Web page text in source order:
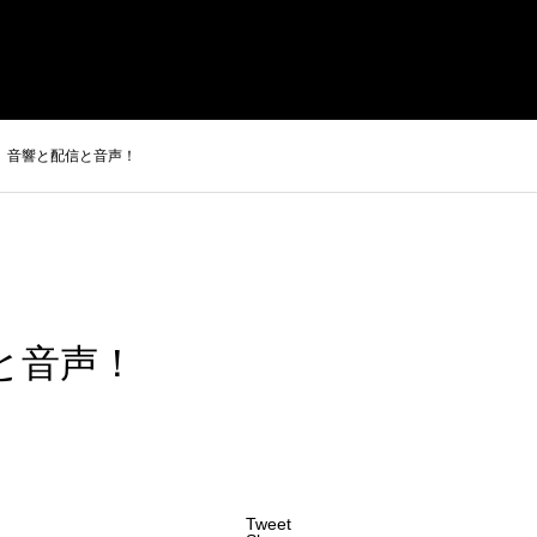
音響と配信と音声！
声！
Tweet